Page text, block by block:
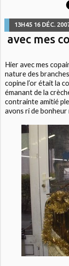
13H45 16 DÉC.
avec mes
Hier avec mes
nature des
copine l’or était la
émanant de la
contrainte amitié
avons ri de